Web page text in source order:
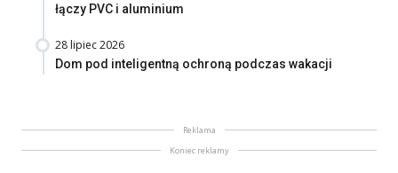
łączy PVC i aluminium
28 lipiec 2026
Dom pod inteligentną ochroną podczas wakacji
Reklama
Koniec reklamy